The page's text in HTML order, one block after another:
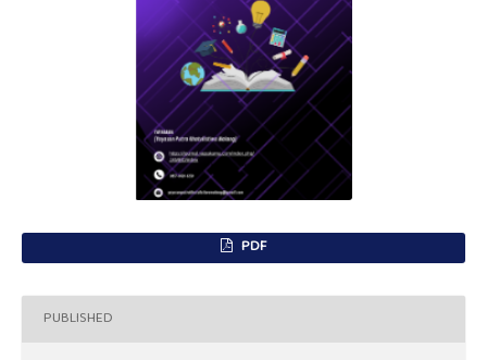
PDF
PUBLISHED